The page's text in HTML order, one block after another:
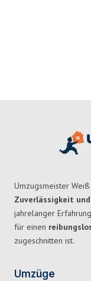
Umzugsmeister
Zuverlässigkeit
jahrelanger
für einen
zugeschnitten ist.
Umzüge